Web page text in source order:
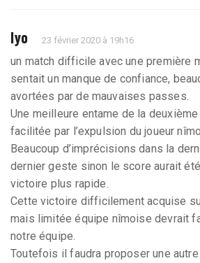
lyo 23 février 2020 à 19h16
un match difficile avec une première
sentait un manque de confiance,
avortées par de mauvaises passes.
Une meilleure entame de la
facilitée par l’expulsion du joueur
Beaucoup d’imprécisions dans la
dernier geste sinon le score aurait
victoire plus rapide.
Cette victoire difficilement acquise
mais limitée équipe nîmoise devrait
notre équipe.
Toutefois il faudra proposer une